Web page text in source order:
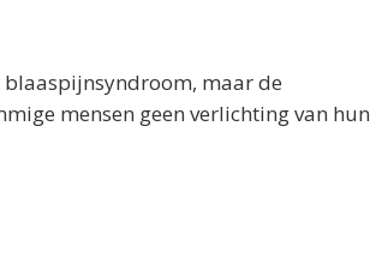
maar de
mensen geen verlichting van hun